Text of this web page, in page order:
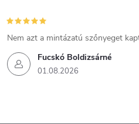
Fucskó Boldizsárné
01.08.2026
Nem azt a mintázatú szőnyeget